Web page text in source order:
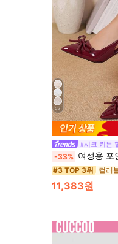
27
#시크 키튼
-33% 여성용 포인트 토 나비 매듭 샌들, 7cm
#3 TOP 3위 컬러
11,383원